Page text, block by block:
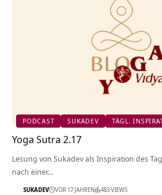
PODCAST SUKADEV TÄGL.
Yoga Sutra 2.17
Lesung von Sukadev als Inspiration des
nach einer…
SUKADEV VOR 17 JAHREN 483 VIEWS